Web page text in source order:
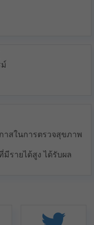
าสในการตรวจสุขภาพ
มีรายได้สูง ได้รับผล